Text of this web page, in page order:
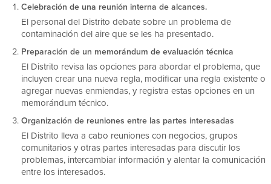
Celebración de una reunión interna de alcances.
El personal del Distrito debate sobre un problema de
contaminación del aire que se les ha presentado.
Preparación de un memorándum de evaluación técnica
El Distrito revisa las opciones para abordar el problema, que
incluyen crear una nueva regla, modificar una regla existente o
agregar nuevas enmiendas, y registra estas opciones en un
memorándum técnico.
Organización de reuniones entre las partes interesadas
El Distrito lleva a cabo reuniones con negocios, grupos
comunitarios y otras partes interesadas para discutir los
problemas, intercambiar información y alentar la comunicación
entre los interesados.